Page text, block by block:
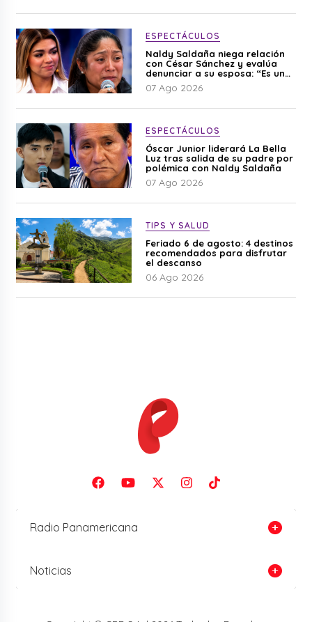
ESPECTÁCULOS
Naldy Saldaña niega relación
con César Sánchez y evalúa
denunciar a su esposa: “Es una
difamación”
07 Ago 2026
ESPECTÁCULOS
Óscar Junior liderará La Bella
Luz tras salida de su padre por
polémica con Naldy Saldaña
07 Ago 2026
TIPS Y SALUD
Feriado 6 de agosto: 4 destinos
recomendados para disfrutar
el descanso
06 Ago 2026
Radio Panamericana
Noticias